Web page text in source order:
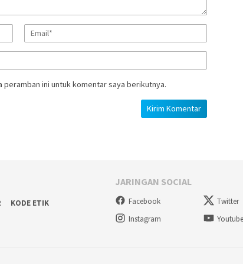
peramban ini untuk komentar saya berikutnya.
KODE ETIK
JARINGAN SOCIAL
Facebook Twitter
Instagram
Youtube